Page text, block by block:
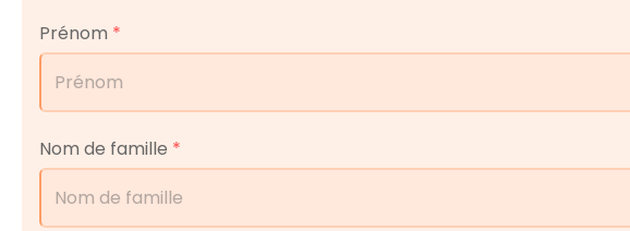
Prénom *
Nom de famille *